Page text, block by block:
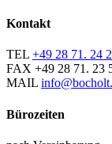
Kontakt
TEL +49 28 71. 24
FAX +49 28 71. 23
MAIL
Bürozeiten